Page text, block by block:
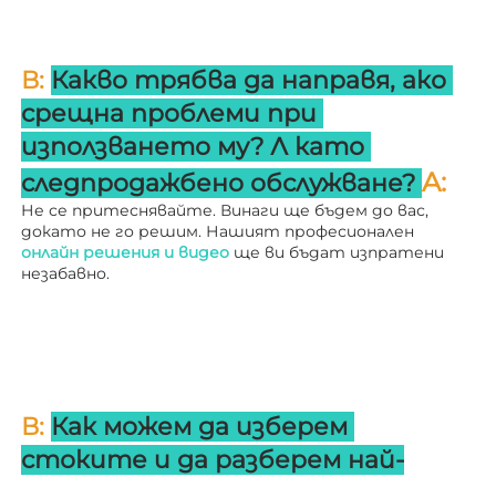
В: Какво трябва да направя, ако
срещна проблеми при
използването му? Л като
следпродажбено обслужване?
Не се притеснявайте. Винаги ще бъдем до вас,
онлайн решения и видео ще ви бъдат изпратени
незабавно.
В: Как можем да изберем
стоките и да разберем най-